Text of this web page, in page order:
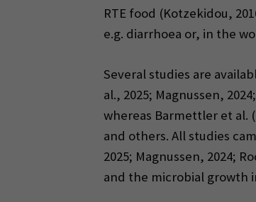
RTE food (Kotzekidou,
e.g. diarrhoea or, in the
Several studies are
al., 2025; Magnussen,
whereas Barmettler et al.
and others. All studies
2025; Magnussen, 2024;
and the microbial growth